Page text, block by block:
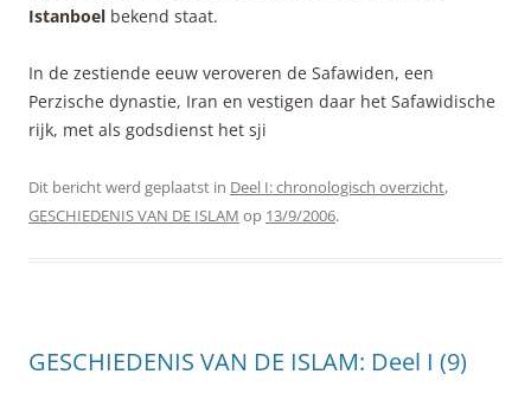
Istanboel bekend staat.
In de zestiende eeuw veroveren de Safawiden, een
Perzische dynastie, Iran en vestigen daar het Safawidische
rijk, met als godsdienst het sji
Dit bericht werd geplaatst in Deel I: chronologisch overzicht,
GESCHIEDENIS VAN DE ISLAM op 13/9/2006.
GESCHIEDENIS VAN DE ISLAM: Deel I (9)